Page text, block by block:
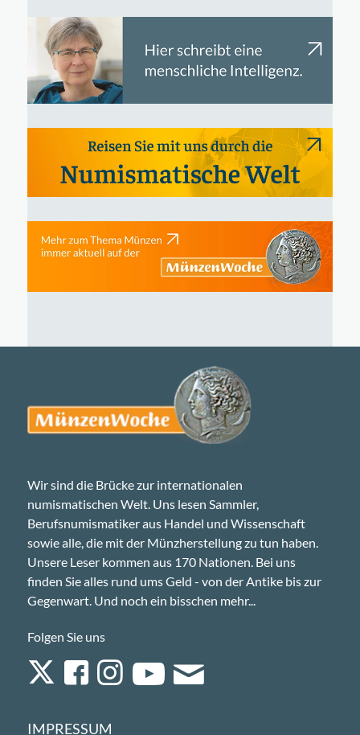
Wir sind die Brücke zur internationalen
numismatischen Welt. Uns lesen Sammler,
Berufsnumismatiker aus Handel und Wissenschaft
sowie alle, die mit der Münzherstellung zu tun haben.
Unsere Leser kommen aus 170 Nationen. Bei uns
finden Sie alles rund ums Geld - von der Antike bis zur
Gegenwart. Und noch ein bisschen mehr...
Folgen Sie uns
IMPRESSUM